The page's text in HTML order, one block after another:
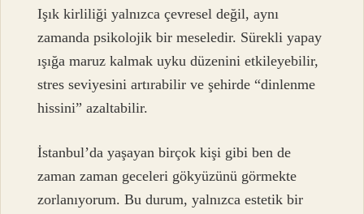
Işık kirliliği yalnızca çevresel değil, aynı
zamanda psikolojik bir meseledir. Sürekli yapay
ışığa maruz kalmak uyku düzenini etkileyebilir,
stres seviyesini artırabilir ve şehirde “dinlenme
hissini” azaltabilir.
İstanbul’da yaşayan birçok kişi gibi ben de
zaman zaman geceleri gökyüzünü görmekte
zorlanıyorum. Bu durum, yalnızca estetik bir